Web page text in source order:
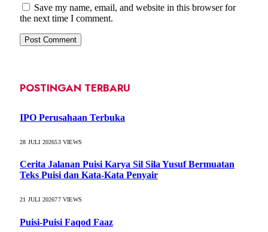
Save my name, email, and website in this browser for
the next time I comment.
POSTINGAN TERBARU
IPO Perusahaan Terbuka
28 JULI 202653VIEWS
Cerita Jalanan Puisi Karya Sil Sila Yusuf Bermuatan
Teks Puisi dan Kata-Kata Penyair
21 JULI 202677VIEWS
Puisi-Puisi Faqod Faaz